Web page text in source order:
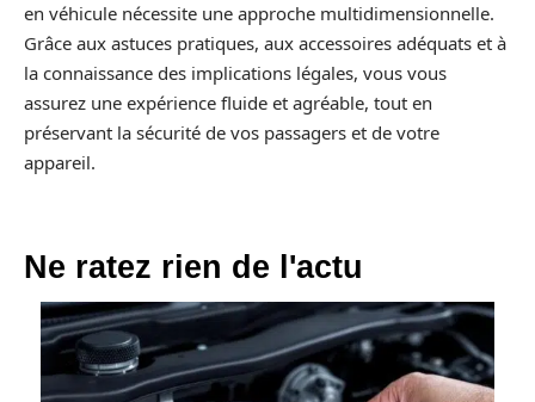
en véhicule nécessite une approche multidimensionnelle.
Grâce aux astuces pratiques, aux accessoires adéquats et à
la connaissance des implications légales, vous vous
assurez une expérience fluide et agréable, tout en
préservant la sécurité de vos passagers et de votre
appareil.
Ne ratez rien de l'actu